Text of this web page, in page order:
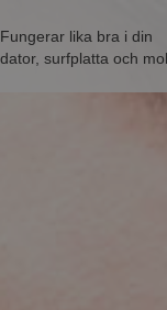
Fungerar lika bra i din
dator, surfplatta och